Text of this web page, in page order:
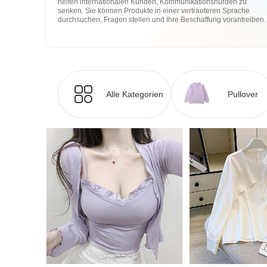
helfen internationalen Kunden, Kommunikationshürden zu
senken. Sie können Produkte in einer vertrauteren Sprache
durchsuchen, Fragen stellen und Ihre Beschaffung vorantreiben.
Alle Kategorien Pullover